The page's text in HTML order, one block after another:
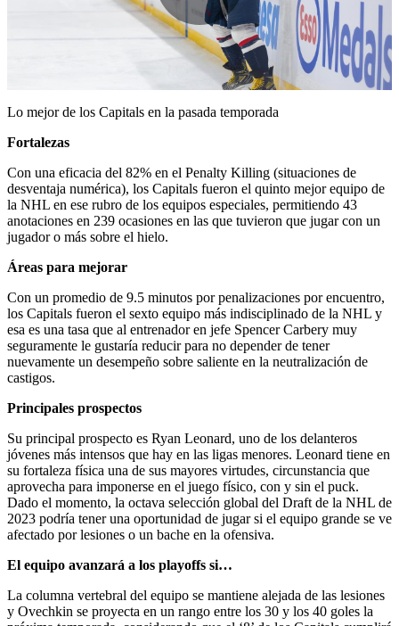
Play
Video
Lo mejor de los Capitals en la pasada temporada
Fortalezas
Con una eficacia del 82% en el Penalty Killing (situaciones de
desventaja numérica), los Capitals fueron el quinto mejor equipo de
la NHL en ese rubro de los equipos especiales, permitiendo 43
anotaciones en 239 ocasiones en las que tuvieron que jugar con un
jugador o más sobre el hielo.
Áreas para mejorar
Con un promedio de 9.5 minutos por penalizaciones por encuentro,
los Capitals fueron el sexto equipo más indisciplinado de la NHL y
esa es una tasa que al entrenador en jefe Spencer Carbery muy
seguramente le gustaría reducir para no depender de tener
nuevamente un desempeño sobre saliente en la neutralización de
castigos.
Principales prospectos
Su principal prospecto es Ryan Leonard, uno de los delanteros
jóvenes más intensos que hay en las ligas menores. Leonard tiene en
su fortaleza física una de sus mayores virtudes, circunstancia que
aprovecha para imponerse en el juego físico, con y sin el puck.
Dado el momento, la octava selección global del Draft de la NHL de
2023 podría tener una oportunidad de jugar si el equipo grande se ve
afectado por lesiones o un bache en la ofensiva.
El equipo avanzará a los playoffs si…
La columna vertebral del equipo se mantiene alejada de las lesiones
y Ovechkin se proyecta en un rango entre los 30 y los 40 goles la